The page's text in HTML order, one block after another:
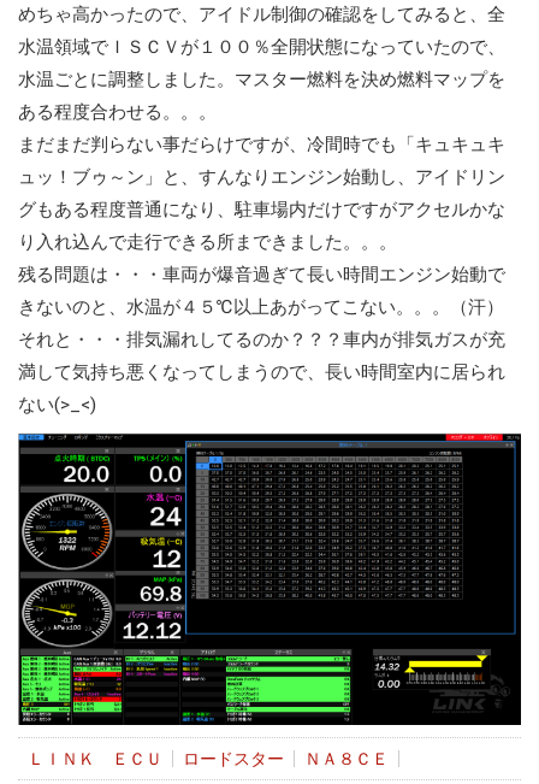
めちゃ高かったので、アイドル制御の確認をしてみると、全
水温領域でＩＳＣＶが１００％全開状態になっていたので、
水温ごとに調整しました。マスター燃料を決め燃料マップを
ある程度合わせる。。。
まだまだ判らない事だらけですが、冷間時でも「キュキュキ
ュッ！ブゥ～ン」と、すんなりエンジン始動し、アイドリン
グもある程度普通になり、駐車場内だけですがアクセルかな
り入れ込んで走行できる所まできました。。。
残る問題は・・・車両が爆音過ぎて長い時間エンジン始動で
きないのと、水温が４５℃以上あがってこない。。。（汗）
それと・・・排気漏れしてるのか？？？車内が排気ガスが充
満して気持ち悪くなってしまうので、長い時間室内に居られ
ない(>_<)
ＬＩＮＫ ＥＣＵ ロードスター ＮＡ８ＣＥ